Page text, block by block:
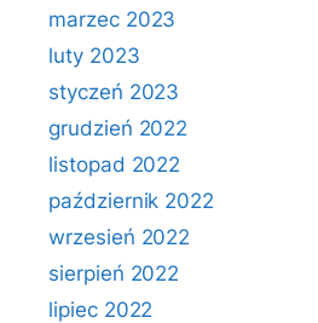
marzec 2023
luty 2023
styczeń 2023
grudzień 2022
listopad 2022
październik 2022
wrzesień 2022
sierpień 2022
lipiec 2022